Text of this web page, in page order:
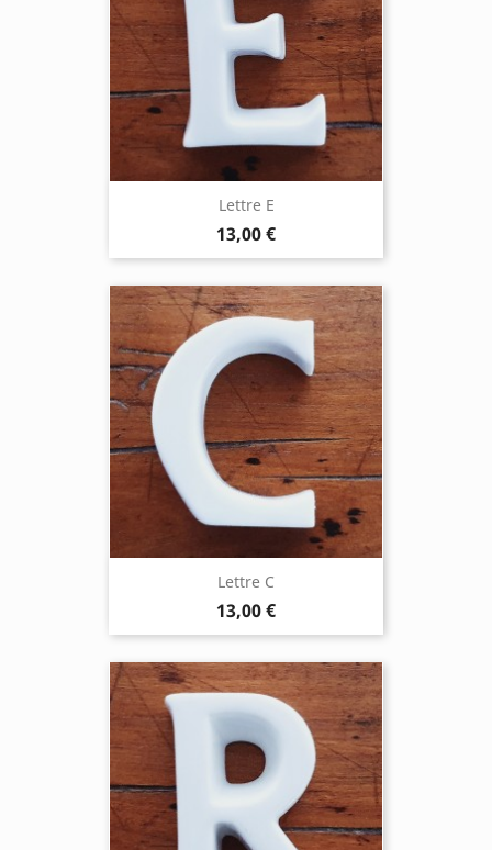
Lettre E
13,00 €
Lettre C
13,00 €